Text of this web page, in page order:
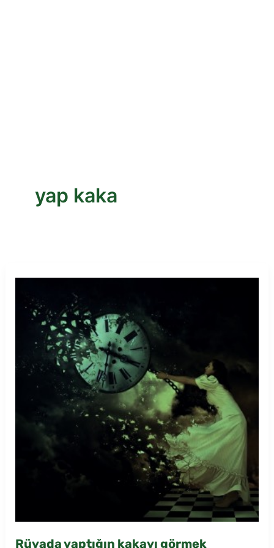
yap kaka
Rüyada yaptığın kakayı görmek